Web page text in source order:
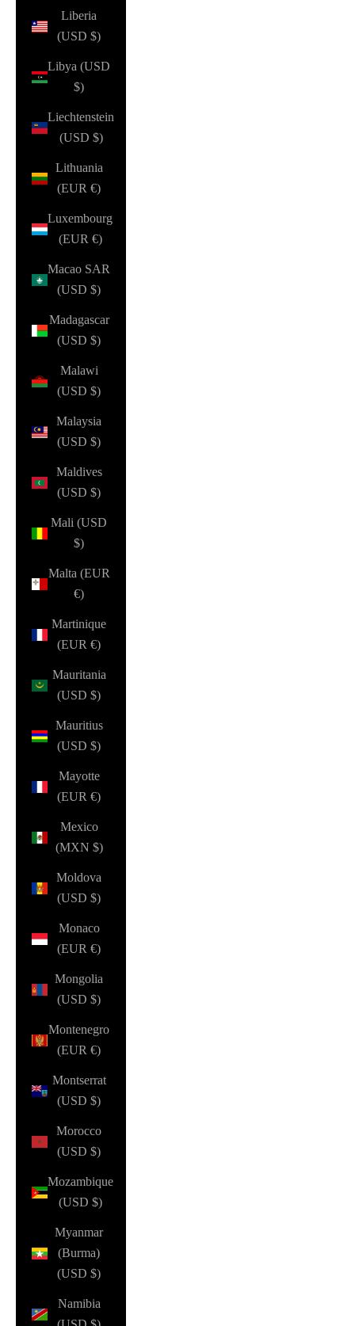
Liberia
(USD $)
Libya (USD
$)
Liechtenstein
(USD $)
Lithuania
(EUR €)
Luxembourg
(EUR €)
Macao SAR
(USD $)
Madagascar
(USD $)
Malawi
(USD $)
Malaysia
(USD $)
Maldives
(USD $)
Mali (USD
$)
Malta (EUR
€)
Martinique
(EUR €)
Mauritania
(USD $)
Mauritius
(USD $)
Mayotte
(EUR €)
Mexico
(MXN $)
Moldova
(USD $)
Monaco
(EUR €)
Mongolia
(USD $)
Montenegro
(EUR €)
Montserrat
(USD $)
Morocco
(USD $)
Mozambique
(USD $)
Myanmar
(Burma)
(USD $)
Namibia